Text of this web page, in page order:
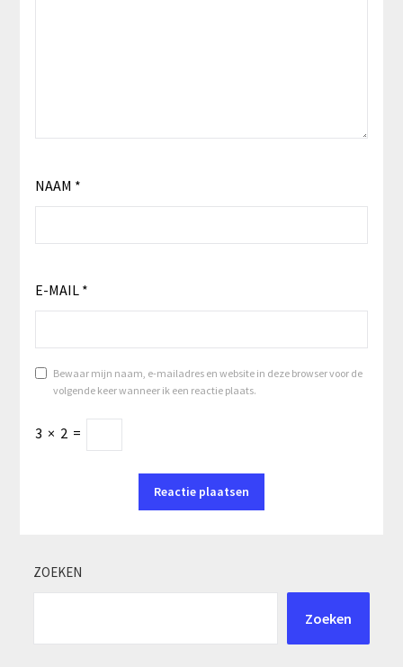
NAAM *
E-MAIL *
Bewaar mijn naam, e-mailadres en website in deze browser voor de
volgende keer wanneer ik een reactie plaats.
3 × 2 =
ZOEKEN
Zoeken